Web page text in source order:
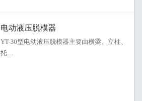
电动液压脱模器
YT-30型电动液压脱模器主要由横梁、立柱、
托…